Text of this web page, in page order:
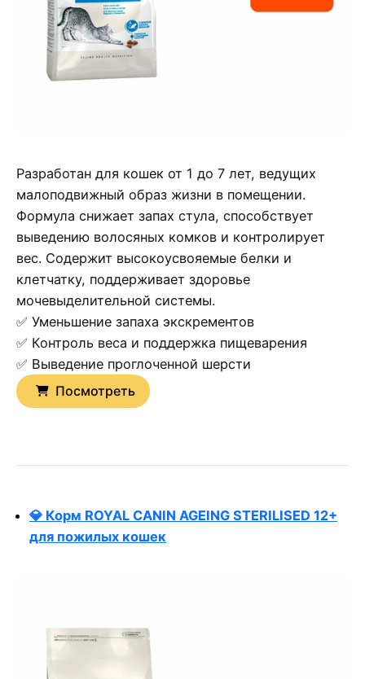
Разработан для кошек от 1 до 7 лет, ведущих
малоподвижный образ жизни в помещении.
Формула снижает запах стула, способствует
выведению волосяных комков и контролирует
вес. Содержит высокоусвояемые белки и
клетчатку, поддерживает здоровье
мочевыделительной системы.
✅ Уменьшение запаха экскрементов
✅ Контроль веса и поддержка пищеварения
✅ Выведение проглоченной шерсти
Посмотреть
💎 Корм ROYAL CANIN AGEING STERILISED 12+
для пожилых кошек